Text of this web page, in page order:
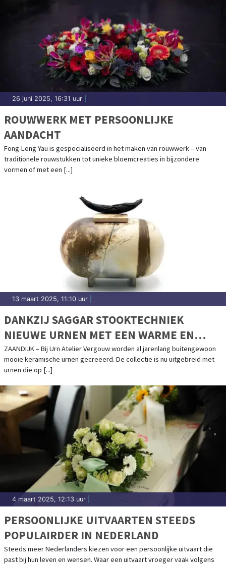
26 juni 2025, 16:31 uur
ROUWWERK MET PERSOONLIJKE
AANDACHT
Fong-Leng Yau is gespecialiseerd in het maken van rouwwerk – van
traditionele rouwstukken tot unieke bloemcreaties in bijzondere
vormen of met een [...]
13 maart 2025, 11:10 uur
DANKZIJ SAGGAR STOOKTECHNIEK
NIEUWE URNEN MET EEN WARME EN
NATUURLIJKE UITSTRALING
ZAANDIJK – Bij Urn Atelier Vergouw worden al jarenlang buitengewoon
mooie keramische urnen gecreëerd. De collectie is nu uitgebreid met
urnen die op [...]
4 maart 2025, 12:13 uur
PERSOONLIJKE UITVAARTEN STEEDS
POPULAIRDER IN NEDERLAND
Steeds meer Nederlanders kiezen voor een persoonlijke uitvaart die
past bij hun leven en wensen. Waar een uitvaart vroeger vaak volgens